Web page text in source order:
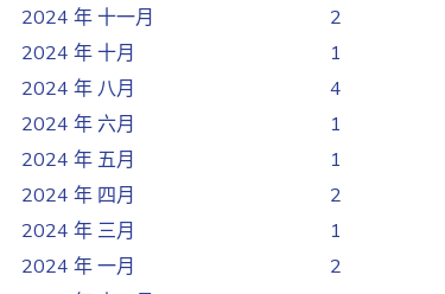
2024 年 十一月
2
2024 年 十月
1
2024 年 八月
4
2024 年 六月
1
2024 年 五月
1
2024 年 四月
2
2024 年 三月
1
2024 年 一月
2